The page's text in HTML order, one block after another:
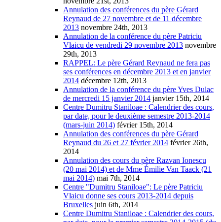
Annulation des conférences du père Gérard
Reynaud de 27 novembre et de 11 décembre
2013 novembre 24th, 2013
Annulation de la conférence du père Patriciu
Vlaicu de vendredi 29 novembre 2013 novembre
29th, 2013
RAPPEL: Le père Gérard Reynaud ne fera pas
ses conférences en décembre 2013 et en janvier
2014 décembre 12th, 2013
Annulation de la conférence du père Yves Dulac
de mercredi 15 janvier 2014 janvier 15th, 2014
Centre Dumitru Staniloae : Calendrier des cours,
par date, pour le deuxième semestre 2013-2014
(mars-juin 2014) février 15th, 2014
Annulation des conférences du père Gérard
Reynaud du 26 et 27 février 2014 février 26th,
2014
Annulation des cours du père Razvan Ionescu
(20 mai 2014) et de Mme Émilie Van Taack (21
mai 2014) mai 7th, 2014
Centre "Dumitru Staniloae": Le père Patriciu
Vlaicu donne ses cours 2013-2014 depuis
Bruxelles juin 6th, 2014
Centre Dumitru Staniloae : Calendrier des cours,